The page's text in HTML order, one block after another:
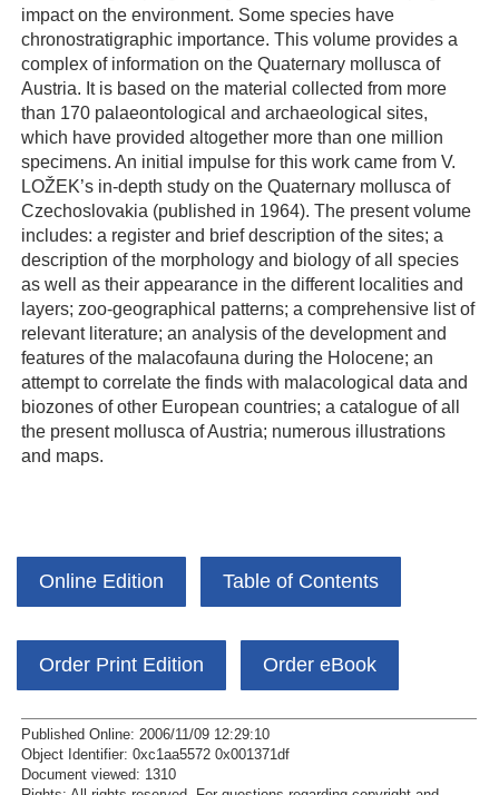
impact on the environment. Some species have
chronostratigraphic importance. This volume provides a
complex of information on the Quaternary mollusca of
Austria. It is based on the material collected from more
than 170 palaeontological and archaeological sites,
which have provided altogether more than one million
specimens. An initial impulse for this work came from V.
LOŽEK’s in-depth study on the Quaternary mollusca of
Czechoslovakia (published in 1964). The present volume
includes: a register and brief description of the sites; a
description of the morphology and biology of all species
as well as their appearance in the different localities and
layers; zoo-geographical patterns; a comprehensive list of
relevant literature; an analysis of the development and
features of the malacofauna during the Holocene; an
attempt to correlate the finds with malacological data and
biozones of other European countries; a catalogue of all
the present mollusca of Austria; numerous illustrations
and maps.
Online Edition Table of Contents
Order Print Edition Order eBook
Published Online: 2006/11/09 12:29:10
Object Identifier: 0xc1aa5572 0x001371df
Document viewed: 1310